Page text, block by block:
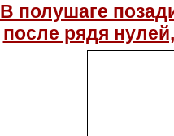
В полушаге
после рядя